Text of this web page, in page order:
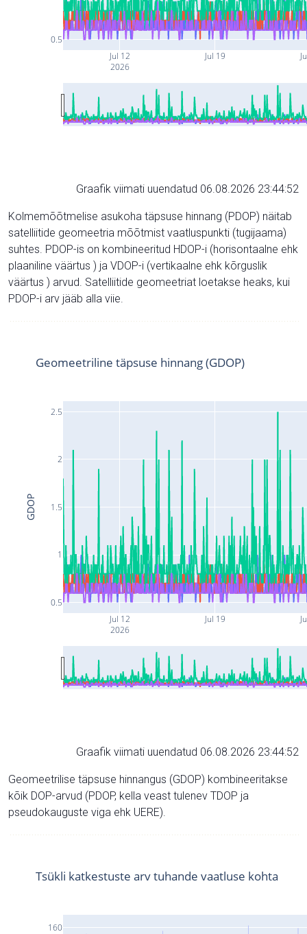
Jul 12
2026
Jul 19
0.5
Graafik viimati uuendatud 06.08.2026 23:44:52
Kolmemõõtmelise asukoha täpsuse hinnang (PDOP) näitab
satelliitide geomeetria mõõtmist vaatluspunkti (tugijaama)
suhtes. PDOP-is on kombineeritud HDOP-i (horisontaalne ehk
plaaniline väärtus ) ja VDOP-i (vertikaalne ehk kõrguslik
väärtus ) arvud. Satelliitide geomeetriat loetakse heaks, kui
PDOP-i arv jääb alla viie.
Jul 12
2026
Jul 19
0.5
1
1.5
2
2.5
Geomeetriline täpsuse hinnang (GDOP)
GDOP
Graafik viimati uuendatud 06.08.2026 23:44:52
Geomeetrilise täpsuse hinnangus (GDOP) kombineeritakse
kõik DOP-arvud (PDOP, kella veast tulenev TDOP ja
pseudokauguste viga ehk UERE).
160
Tsükli katkestuste arv tuhande vaatluse kohta